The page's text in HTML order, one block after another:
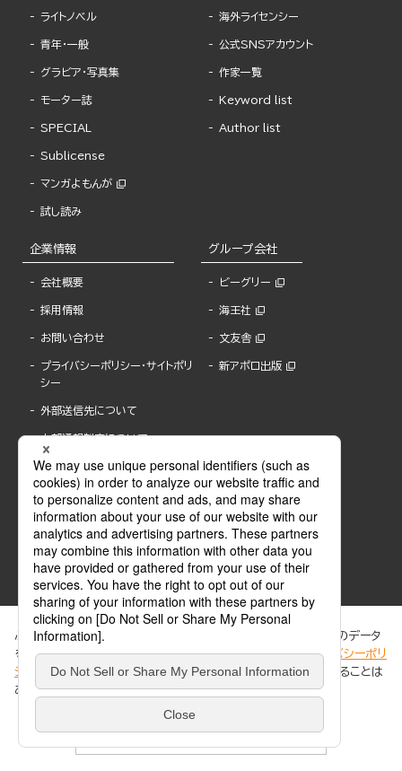
ライトノベル
青年・一般
グラビア・写真集
モーター誌
SPECIAL
Sublicense
マンガよもんが
試し読み
海外ライセンシー
公式SNSアカウント
作家一覧
Keyword list
Author list
企業情報
会社概要
採用情報
お問い合わせ
プライバシーポリシー・サイトポリ
シー
外部送信先について
内部通報制度について
グループ会社
ビーグリー
海王社
文友舎
新アポロ出版
ABJマークは、この電子書店・電子書籍配信サービスが、著作権者からコンテンツ使用許諾を
得た正規版配信サービスであることを示す登録商標(登録番号 第6091713号)です。
ABJマークの詳細、ABJマークを掲示しているサービスの一覧はこちら。
ぶんか社が運営するサイトでは、利便性向上のためにCookie等のデータ
を使用しています。 当社のCookieについての詳細は、「プライバシーポリ
シー
」をご覧ください。当サイトでは、訪問者の個人情報を追跡することは
ありません。